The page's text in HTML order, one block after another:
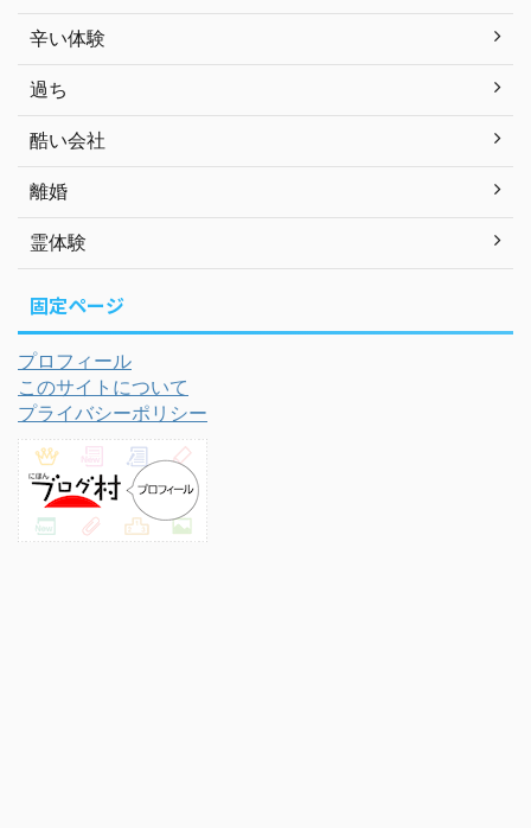
辛い体験
過ち
酷い会社
離婚
霊体験
固定ページ
プロフィール
このサイトについて
プライバシーポリシー